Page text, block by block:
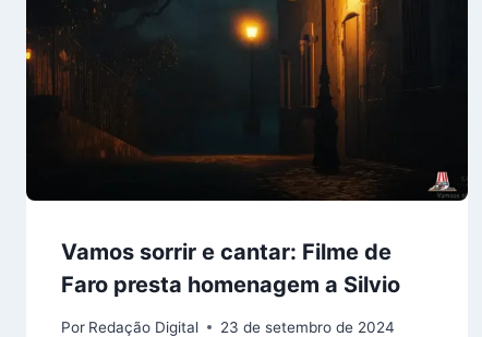
Vamos sorrir e cantar: Filme de
Faro presta homenagem a Silvio
Por Redação Digital 23 de setembro de 2024